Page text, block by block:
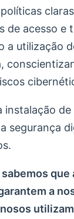
de acesso e
a utilização
instalação
segurança
que
a